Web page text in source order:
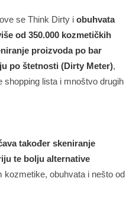
se Think Dirty i obuhvata
od 350.000 kozmetičkih
proizvoda po bar
po štetnosti (Dirty Meter),
shopping lista i mnoštvo drugih
također skeniranje
te bolju alternative
kozmetike, obuhvata i nešto od